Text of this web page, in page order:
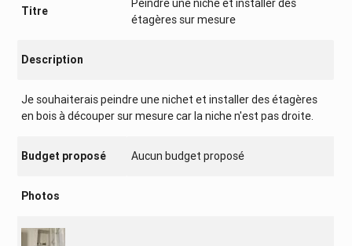
Titre
Peindre une niche et installer des
étagères sur mesure
Description
Je souhaiterais peindre une nichet et installer des étagères
en bois à découper sur mesure car la niche n'est pas droite.
Budget proposé Aucun budget proposé
Photos